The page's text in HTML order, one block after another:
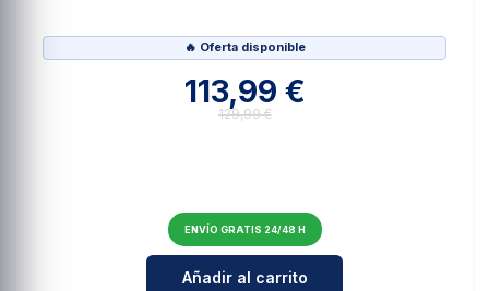
🔥 Oferta disponible
113,99 €
129,99 €
ENVÍO GRATIS 24/48 H
Cantidad para AOC 24E4U
Añadir al carrito